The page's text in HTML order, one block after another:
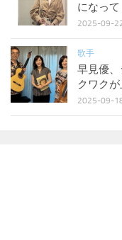
になって
2025-09-
歌手
早見優
クワクが
2025-09-